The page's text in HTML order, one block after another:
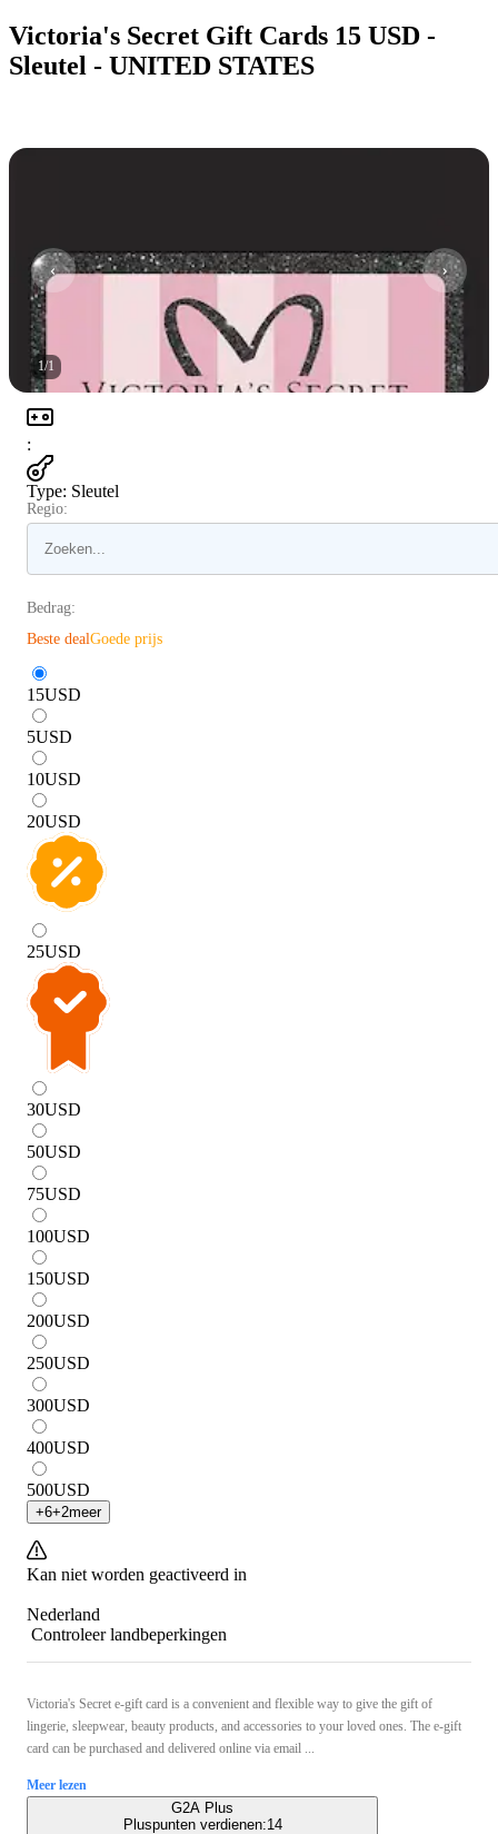
Victoria's Secret Gift Cards 15 USD -
Sleutel - UNITED STATES
1/1
:
Type: Sleutel
Regio:
Bedrag:
Beste dealGoede prijs
15USD
5USD
10USD
20USD
25USD
30USD
50USD
75USD
100USD
150USD
200USD
250USD
300USD
400USD
500USD
+6+2meer
Kan niet worden geactiveerd in
Nederland
Controleer landbeperkingen
Victoria's Secret e-gift card is a convenient and flexible way to give the gift of
lingerie, sleepwear, beauty products, and accessories to your loved ones. The e-gift
card can be purchased and delivered online via email ...
Meer lezen
G2A Plus
Pluspunten verdienen:14